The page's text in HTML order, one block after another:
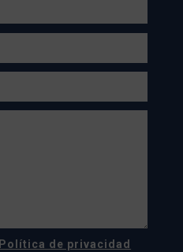
Política de privacidad